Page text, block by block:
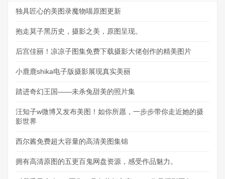
独具匠心的美图录魔物喵原图更新
抱走莫子黑历史，摄影之美，原图呈现。
后宫佳丽！凉凉子图集免费下载摄影大佬创作的精美图片
小鹿鹿shika电子版摄影展现真实美丽
踏进奇幻王国——未杀兔甜美的照片集
汪知子w微博又发布美图！如你所愿，一步步带你走近她的摄
影世界
西尔酱免费超大容量的高清美图集锦
拥有高清原图的五更百鬼网盘资源，感受作品魅力。